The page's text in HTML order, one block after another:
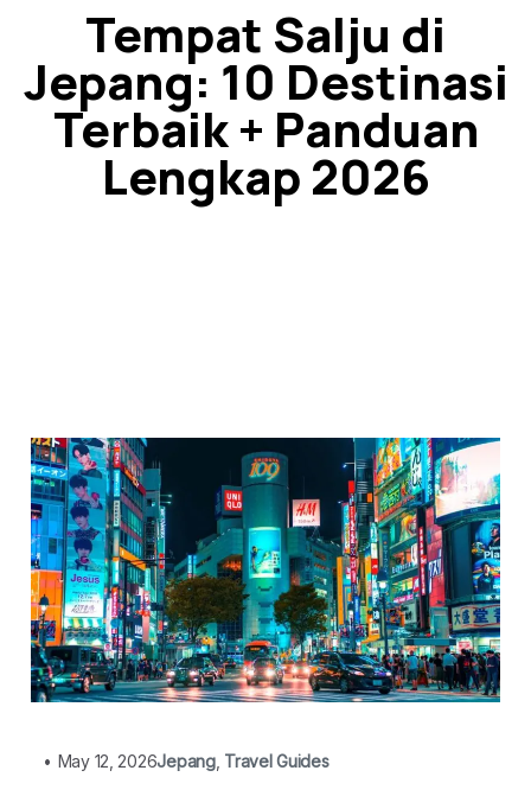
Privacy Policy
Tempat Salju di
Jepang: 10 Destinasi
Terbaik + Panduan
Lengkap 2026
• May 12, 2026Jepang, Travel Guides